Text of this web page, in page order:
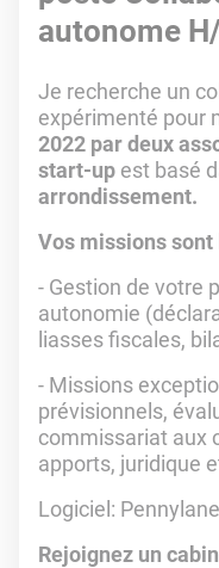
autonome
Je recherche un
expérimenté pour
2022 par deux
start-up est basé
arrondissement.
Vos missions
- Gestion de votre
autonomie
liasses fiscales,
- Missions
prévisionnels,
commissariat aux
apports, juridique
Logiciel: Pennylane
Rejoignez un